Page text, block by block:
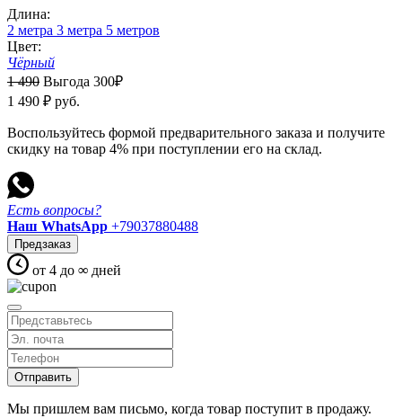
Длина:
2 метра 3 метра 5 метров
Цвет:
Чёрный
1 490 Выгода 300₽
1 490 ₽ руб.
Воспользуйтесь формой предварительного заказа и получите
скидку на товар 4% при поступлении его на склад.
Есть вопросы?
Наш WhatsApp +79037880488
Предзаказ
от 4 до ∞ дней
Отправить
Мы пришлем вам письмо, когда товар поступит в продажу.